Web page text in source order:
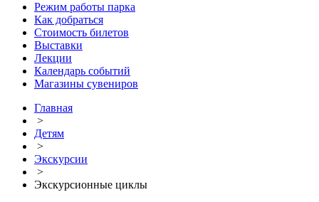
Режим работы парка
Как добраться
Стоимость билетов
Выставки
Лекции
Календарь событий
Магазины сувениров
Главная
>
Детям
>
Экскурсии
>
Экскурсионные циклы